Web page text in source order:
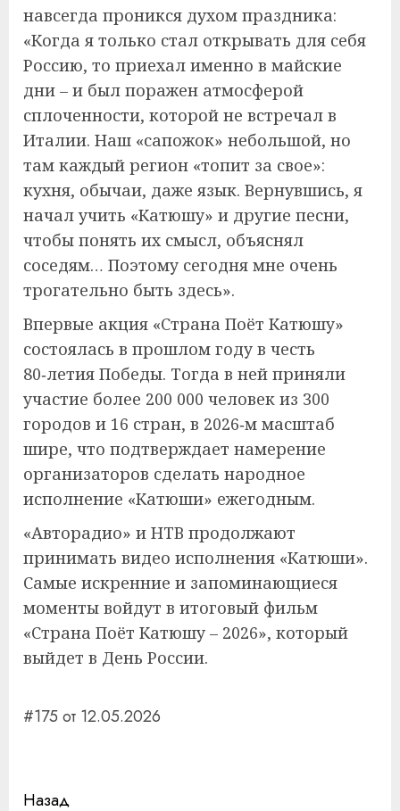
навсегда проникся духом праздника:
«Когда я только стал открывать для себя
Россию, то приехал именно в майские
дни – и был поражен атмосферой
сплоченности, которой не встречал в
Италии. Наш «сапожок» небольшой, но
там каждый регион «топит за свое»:
кухня, обычаи, даже язык. Вернувшись, я
начал учить «Катюшу» и другие песни,
чтобы понять их смысл, объяснял
соседям… Поэтому сегодня мне очень
трогательно быть здесь».
Впервые акция «Страна Поёт Катюшу»
состоялась в прошлом году в честь
80‑летия Победы. Тогда в ней приняли
участие более 200 000 человек из 300
городов и 16 стран, в 2026‑м масштаб
шире, что подтверждает намерение
организаторов сделать народное
исполнение «Катюши» ежегодным.
«Авторадио» и НТВ продолжают
принимать видео исполнения «Катюши».
Самые искренние и запоминающиеся
моменты войдут в итоговый фильм
«Страна Поёт Катюшу – 2026», который
выйдет в День России.
#175 от 12.05.2026
Навигация
Назад